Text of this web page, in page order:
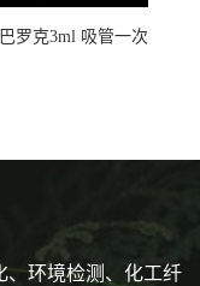
罗克3ml 吸管一次
、环境检测、化工纤